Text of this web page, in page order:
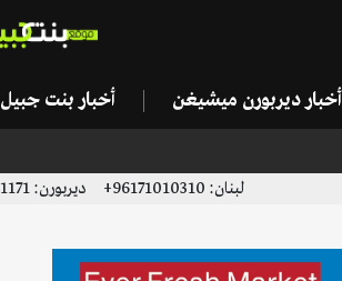
أخبار ديربورن ميشيغن أخبار بنت جبيل
لبنان: 96171010310+ ديربورن: 13137751171+ | 13136996923+